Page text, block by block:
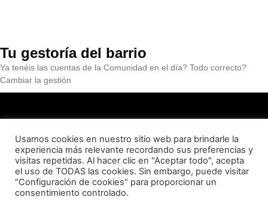
Tu gestoría del barrio
Ya tenéis las cuentas de la Comunidad en el día? Todo correcto?
Cambiar la gestión
QUIENES SOMOS CONTACTO AVISO LEGAL
POLITICA DE PRIVACIDAD
Usamos cookies en nuestro sitio web para brindarle la
experiencia más relevante recordando sus preferencias y
visitas repetidas. Al hacer clic en "Aceptar todo", acepta
el uso de TODAS las cookies. Sin embargo, puede visitar
"Configuración de cookies" para proporcionar un
consentimiento controlado.